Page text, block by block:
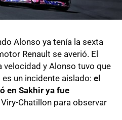
Alonso ya tenía la sexta
Renault se averió. El
velocidad y Alonso tuvo que
un incidente aislado: el
en Sakhir ya fue
Chatillon para observar